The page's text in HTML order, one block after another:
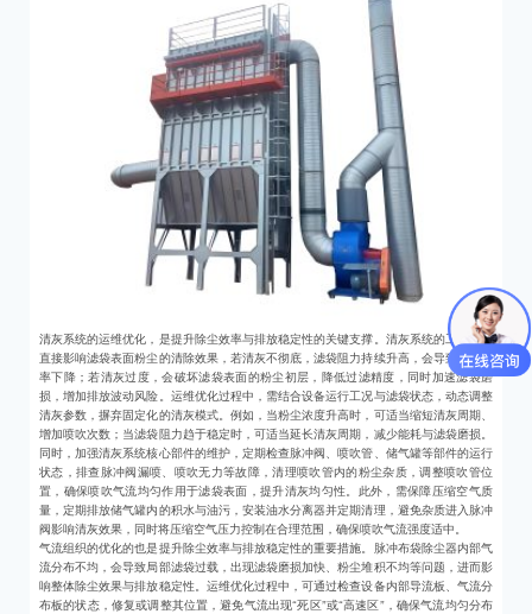
清灰系统的运维优化，是提升除尘效率与排放稳定性的关键支撑。清灰系统的工作效果
直接影响滤袋表面粉尘的清除效果，若清灰不彻底，滤袋阻力持续升高，会导致除尘效
率下降；若清灰过度，会破坏滤袋表面的粉尘初层，降低过滤精度，同时加速滤袋磨
损，增加排放波动风险。运维优化过程中，需结合设备运行工况与滤袋状态，动态调整
清灰参数，摒弃固定化的清灰模式。例如，当粉尘浓度升高时，可适当缩短清灰周期、
增加喷吹次数；当滤袋阻力趋于稳定时，可适当延长清灰周期，减少能耗与滤袋磨损。
同时，加强清灰系统核心部件的维护，定期检查脉冲阀、喷吹管、储气罐等部件的运行
状态，排查脉冲阀漏喷、喷吹无力等故障，清理喷吹管内的粉尘杂质，调整喷吹管位
置，确保喷吹气流均匀作用于滤袋表面，提升清灰均匀性。此外，需保障压缩空气质
量，定期排放储气罐内的积水与油污，安装油水分离器并定期清理，避免杂质进入脉冲
阀影响清灰效果，同时将压缩空气压力控制在合理范围，确保喷吹气流强度适中。
气流组织的优化的也是提升除尘效率与排放稳定性的重要措施。脉冲布袋除尘器内部气
流分布不均，会导致局部滤袋过载，出现滤袋磨损加快、粉尘堆积不均等问题，进而影
响整体除尘效果与排放稳定性。运维优化过程中，可通过检查设备内部导流板、气流分
布板的状态，修复或调整其位置，避免气流出现“死区”或“高速区”，确保气流均匀分布